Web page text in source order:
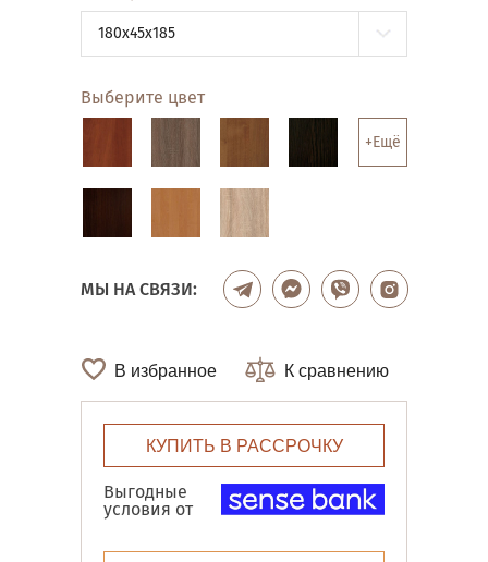
180x45x185
Выберите цвет
+Ещё
МЫ НА СВЯЗИ:
В избранное К сравнению
КУПИТЬ В РАССРОЧКУ
Выгодные
условия от